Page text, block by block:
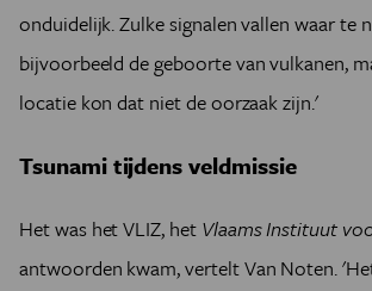
onduidelijk. Zulke signalen vallen waar te
bijvoorbeeld de geboorte van vulkanen,
locatie kon dat niet de oorzaak zijn.'
Tsunami tijdens veldmissie
Het was het VLIZ, het Vlaams Instituut
antwoorden kwam, vertelt Van Noten.